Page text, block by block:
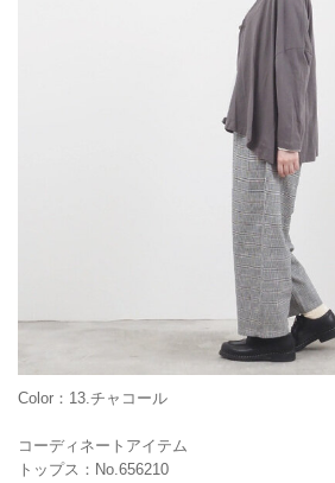
Color：13.チャコール
コーディネートアイテム
トップス：No.656210